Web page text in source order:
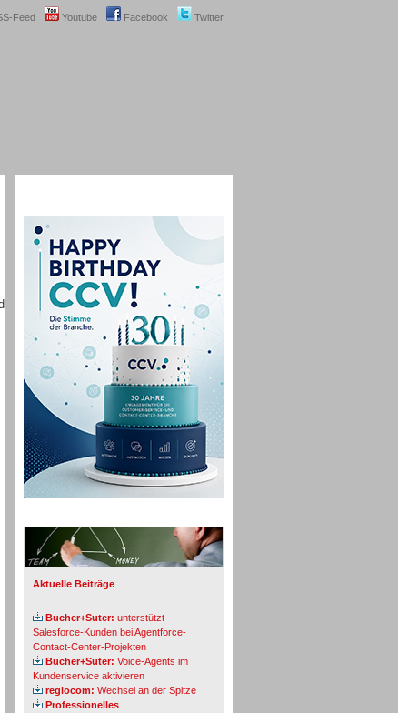
Twitter
Facebook
Youtube
Feed
Aktuelle Beiträge
Bucher+Suter: unterstützt
Salesforce-Kunden bei Agentforce-
Contact-Center-Projekten
Bucher+Suter: Voice-Agents im
Kundenservice aktivieren
regiocom: Wechsel an der Spitze
Professionelles